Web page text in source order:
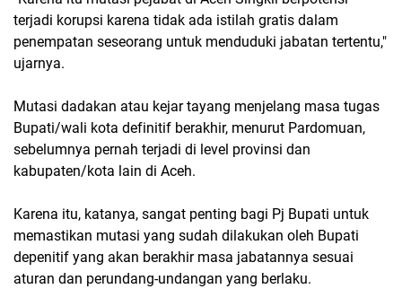
terjadi korupsi karena tidak ada istilah gratis dalam
penempatan seseorang untuk menduduki jabatan tertentu,"
ujarnya.
Mutasi dadakan atau kejar tayang menjelang masa tugas
Bupati/wali kota definitif berakhir, menurut Pardomuan,
sebelumnya pernah terjadi di level provinsi dan
kabupaten/kota lain di Aceh.
Karena itu, katanya, sangat penting bagi Pj Bupati untuk
memastikan mutasi yang sudah dilakukan oleh Bupati
depenitif yang akan berakhir masa jabatannya sesuai
aturan dan perundang-undangan yang berlaku.